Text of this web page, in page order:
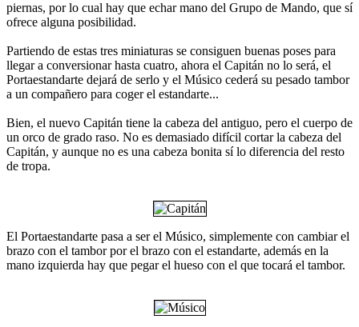
piernas, por lo cual hay que echar mano del Grupo de Mando, que sí
ofrece alguna posibilidad.
Partiendo de estas tres miniaturas se consiguen buenas poses para
llegar a conversionar hasta cuatro, ahora el Capitán no lo será, el
Portaestandarte dejará de serlo y el Músico cederá su pesado tambor
a un compañero para coger el estandarte...
Bien, el nuevo Capitán tiene la cabeza del antiguo, pero el cuerpo de
un orco de grado raso. No es demasiado difícil cortar la cabeza del
Capitán, y aunque no es una cabeza bonita sí lo diferencia del resto
de tropa.
El Portaestandarte pasa a ser el Músico, simplemente con cambiar el
brazo con el tambor por el brazo con el estandarte, además en la
mano izquierda hay que pegar el hueso con el que tocará el tambor.